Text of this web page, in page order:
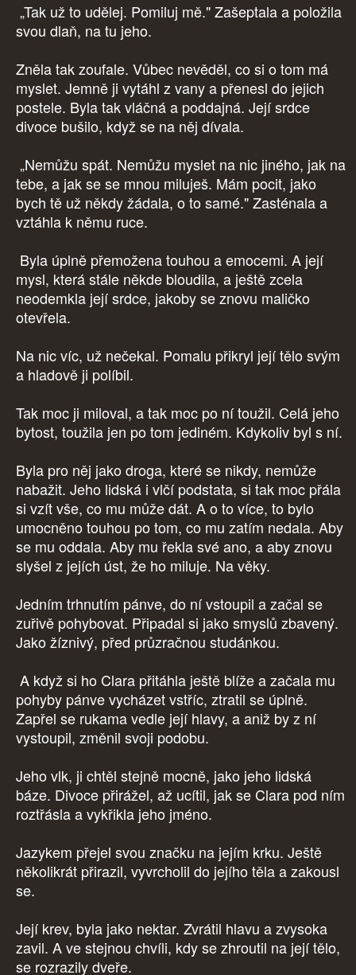
„Tak už to udělej. Pomiluj mě." Zašeptala a položila
svou dlaň, na tu jeho.
Zněla tak zoufale. Vůbec nevěděl, co si o tom má
myslet. Jemně ji vytáhl z vany a přenesl do jejich
postele. Byla tak vláčná a poddajná. Její srdce
divoce bušilo, když se na něj dívala.
„Nemůžu spát. Nemůžu myslet na nic jiného, jak na
tebe, a jak se se mnou miluješ. Mám pocit, jako
bych tě už někdy žádala, o to samé." Zasténala a
vztáhla k němu ruce.
Byla úplně přemožena touhou a emocemi. A její
mysl, která stále někde bloudila, a ještě zcela
neodemkla její srdce, jakoby se znovu maličko
otevřela.
Na nic víc, už nečekal. Pomalu přikryl její tělo svým
a hladově ji políbil.
Tak moc ji miloval, a tak moc po ní toužil. Celá jeho
bytost, toužila jen po tom jediném. Kdykoliv byl s ní.
Byla pro něj jako droga, které se nikdy, nemůže
nabažit. Jeho lidská i vlčí podstata, si tak moc přála
si vzít vše, co mu může dát. A o to více, to bylo
umocněno touhou po tom, co mu zatím nedala. Aby
se mu oddala. Aby mu řekla své ano, a aby znovu
slyšel z jejích úst, že ho miluje. Na věky.
Jedním trhnutím pánve, do ní vstoupil a začal se
zuřivě pohybovat. Připadal si jako smyslů zbavený.
Jako žíznivý, před průzračnou studánkou.
A když si ho Clara přitáhla ještě blíže a začala mu
pohyby pánve vycházet vstříc, ztratil se úplně.
Zapřel se rukama vedle její hlavy, a aniž by z ní
vystoupil, změnil svoji podobu.
Jeho vlk, ji chtěl stejně mocně, jako jeho lidská
báze. Divoce přirážel, až ucítil, jak se Clara pod ním
roztřásla a vykřikla jeho jméno.
Jazykem přejel svou značku na jejím krku. Ještě
několikrát přirazil, vyvrcholil do jejího těla a zakousl
se.
Její krev, byla jako nektar. Zvrátil hlavu a zvysoka
zavil. A ve stejnou chvíli, kdy se zhroutil na její tělo,
se rozrazily dveře.